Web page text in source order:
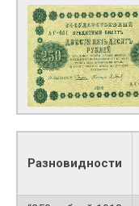
Разновидности